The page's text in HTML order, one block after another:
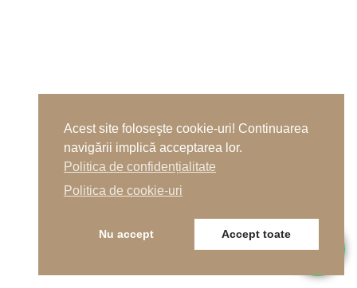
SPORT OUTDOOR
TARTAN MULTISPORT PENTRU
TERASA PARKING MOGOȘOAIA
Acest site foloseşte cookie-uri! Continuarea
navigării implică acceptarea lor.
Politica de confidențialitate
Politica de cookie-uri
Nu accept Accept toate